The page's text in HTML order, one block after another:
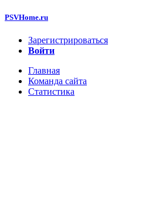
PSVHome.ru
Зарегистрироваться
Войти
Главная
Команда сайта
Статистика